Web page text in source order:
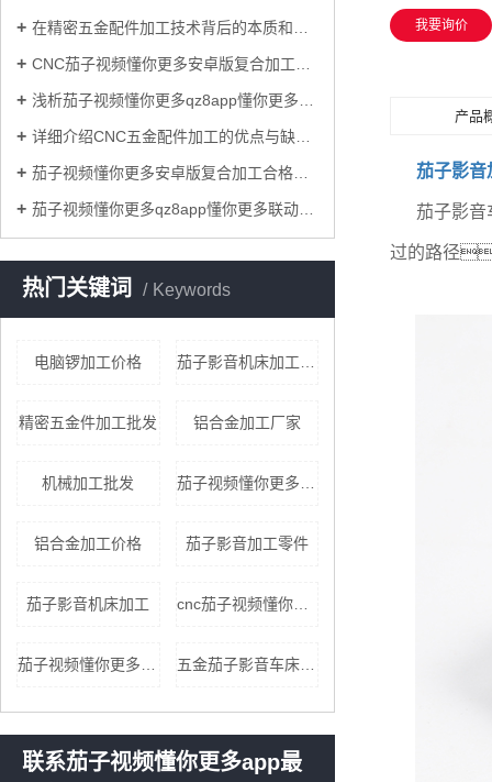
在精密五金配件加工技术背后的本质和关键是什么？
CNC茄子视频懂你更多安卓版复合加工过程中减少铝型材表面损伤的原因？
浅析茄子视频懂你更多qz8app懂你更多cnc加工联动技术对模具业的重要意义！
详细介绍CNC五金配件加工的优点与缺点！
茄子视频懂你更多安卓版复合加工合格率的标准要求具体有哪些？
茄子视频懂你更多qz8app懂你更多联动茄子影音加工和一般的三轴联动茄子影音加工相比，优势有哪些？
热门关键词 Keywords
电脑锣加工价格
精密五金件加工批发 铝合金加工厂家
机械加工批发
铝合金加工价格 茄子影音加工零件
茄子影音机床加工 cnc茄子视频懂你更多qz8app懂你更多加工价格
五金茄子影音车床加工
联系茄子视频懂你更多app最
我要询价
产品
茄子影音
茄子影
过的路径